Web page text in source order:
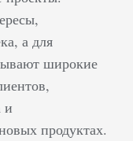
а для
широкие
и
продуктах.